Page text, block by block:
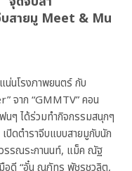
บสายมู Meet & Mu
น่นโรงภาพยนตร์ กับ
จาก “GMMTV” คอน
นๆ ได้ร่วมทำกิจกรรมสนุกๆ
ปิดตำราจีบแบบสายมูกับนัก
รรณระกานนท์, แม็ค ณัฐ
อดี “อั๋น ณภัทร พัชรชวลิต,